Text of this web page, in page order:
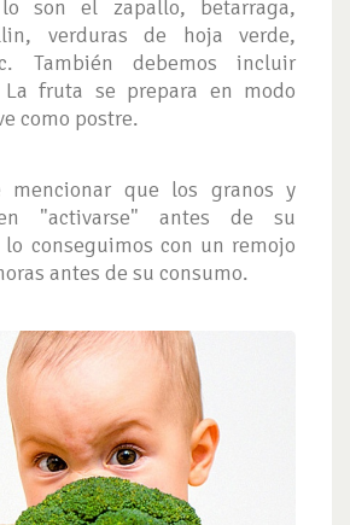
son el zapallo, betarraga,
verduras de hoja verde,
También debemos incluir
La fruta se prepara en modo
como postre.
mencionar que los granos y
"activarse" antes de su
conseguimos con un remojo
antes de su consumo.